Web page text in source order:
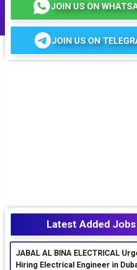
JOIN US ON
JOIN US ON
Latest Added Jobs
JABAL AL BINA ELECTRICAL
Hiring Electrical Engineer in